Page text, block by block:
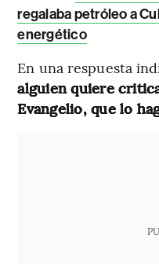
regalaba petróleo a
energético
En una respuesta
alguien quiere
Evangelio, que lo